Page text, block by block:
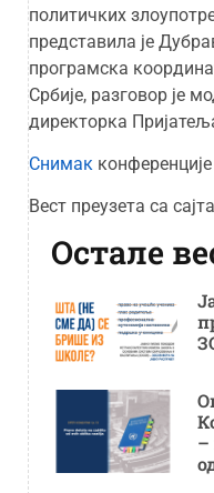
политичких
представила је
програмска
Србије, разговор је
директорка
Снимак
Вест преузета са сајта
Остале
–